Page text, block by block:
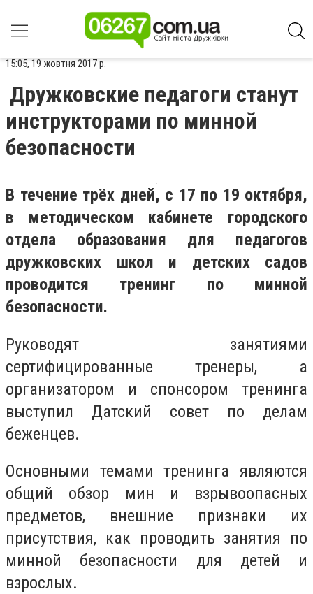
15:05, 19 жовтня 2017 р.
Дружковские педагоги станут
инструкторами по минной
безопасности
В течение трёх дней, с 17 по 19 октября,
в методическом кабинете городского
отдела образования для педагогов
дружковских школ и детских садов
проводится тренинг по минной
безопасности.
Руководят занятиями
сертифицированные тренеры, а
организатором и спонсором тренинга
выступил Датский совет по делам
беженцев.
Основными темами тренинга являются
общий обзор мин и взрывоопасных
предметов, внешние признаки их
присутствия, как проводить занятия по
минной безопасности для детей и
взрослых.